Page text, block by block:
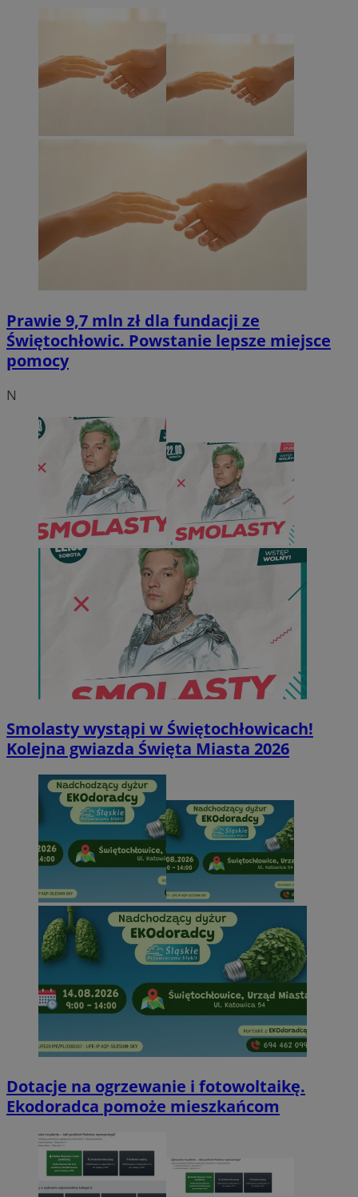
Prawie 9,7 mln zł dla fundacji ze
Świętochłowic. Powstanie lepsze miejsce
pomocy
N
Smolasty wystąpi w Świętochłowicach!
Kolejna gwiazda Święta Miasta 2026
Dotacje na ogrzewanie i fotowoltaikę.
Ekodoradca pomoże mieszkańcom